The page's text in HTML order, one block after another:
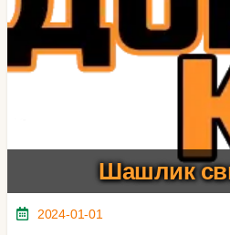
Шашлик
2024-01-01